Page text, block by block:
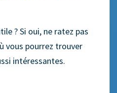
? Si oui, ne ratez pas
vous pourrez trouver
intéressantes.